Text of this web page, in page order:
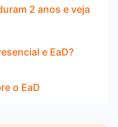
2 anos e veja
e EaD?
o EaD